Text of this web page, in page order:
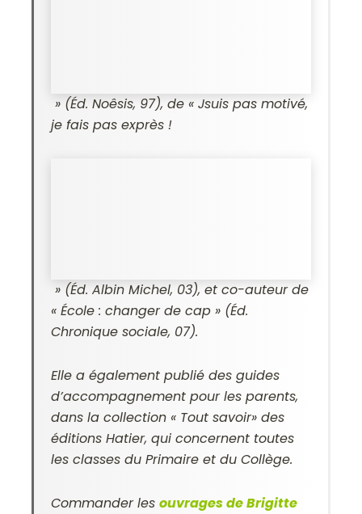
» (Éd. Noêsis, 97), de «Jsuis pas motivé,
je fais pas exprès !
» (Éd. Albin Michel, 03), et co-auteur de
«École : changer de cap » (Éd.
Chronique sociale, 07).
Elle a également publié des guides
d’accompagnement pour les parents,
dans la collection « Tout savoir» des
éditions Hatier, qui concernent toutes
les classes du Primaire et du Collège.
Commander lesouvrages de Brigitte